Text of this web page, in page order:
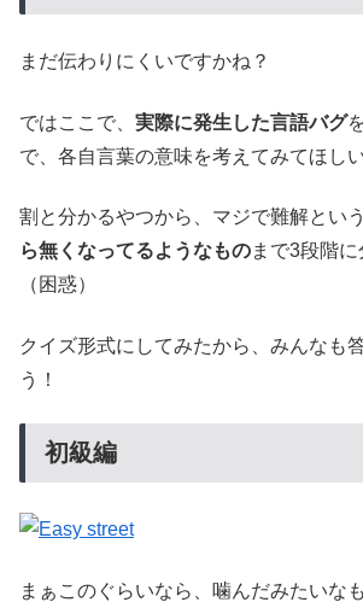
まだ伝わりにくいですかね？
ではここで、 実際に発生した言語バグ
で、各自言葉の意味を考えてみてほし
割と分かるやつから、マジで難解とい
ら無くなってるようなものまで3段階
（困惑）
クイズ形式にしてみたから、みんなも
う！
初級編
まぁこのぐらいなら、噛んだみたいな